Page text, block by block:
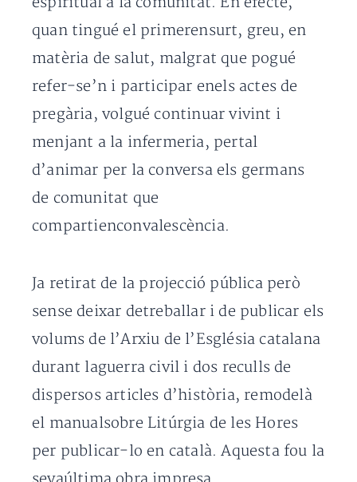
quan tingué el primerensurt, greu, en
matèria de salut, malgrat que pogué
refer-se’n i participar enels actes de
pregària, volgué continuar vivint i
menjant a la infermeria, pertal
d’animar per la conversa els germans
de comunitat que
compartienconvalescència.
Ja retirat de la projecció pública però
sense deixar detreballar i de publicar els
volums de l’Arxiu de l’Església catalana
durant laguerra civil i dos reculls de
dispersos articles d’història, remodelà
el manualsobre Litúrgia de les Hores
per publicar-lo en català. Aquesta fou la